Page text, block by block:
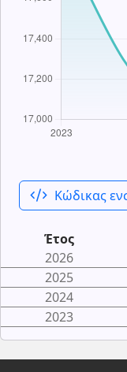
code_xml Κώδικας
Έτος
2026
2025
2024
2023